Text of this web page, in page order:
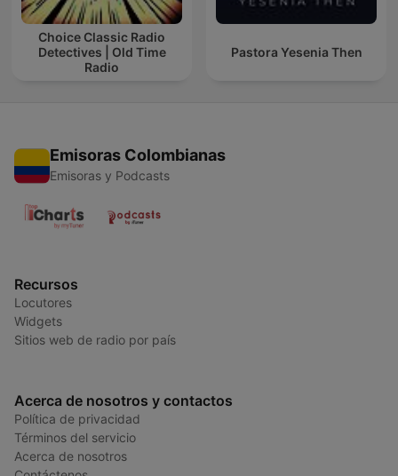
Choice Classic Radio
Detectives | Old Time
Radio
Pastora Yesenia Then
Emisoras Colombianas
Emisoras y Podcasts
Recursos
Locutores
Widgets
Sitios web de radio por país
Acerca de nosotros y contactos
Política de privacidad
Términos del servicio
Acerca de nosotros